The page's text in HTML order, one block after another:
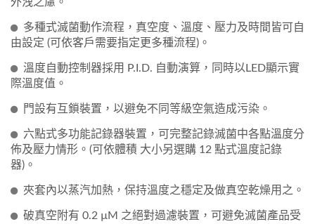
多種式滅菌動作流程，真空度、溫度、壓力及時間皆可自
由設定 (可依客戶需要指定更多種流程)。
溫度自動控制器採用 P.I.D. 自動演算，同時以LED顯示實
際溫度值。
門設有互鎖裝置，以避免不同等級空氣造成污染。
六點式多功能記錄器裝置，可完整記錄滅菌中各點溫度分
佈及壓力情形。(可依體積 大小另選購 12 點式溫度記錄
器)。
夾套內以蒸汽加熱，保持溫度之穩定及做真空乾燥用之。
破真空附有 0.2 µM 之絕對過濾裝置，可避免滅菌產品受